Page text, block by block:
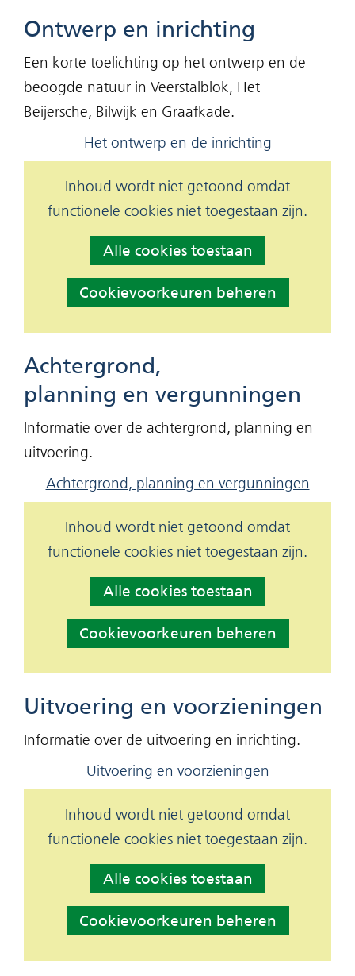
Ontwerp en inrichting
Een korte toelichting op het ontwerp en de
beoogde natuur in Veerstalblok, Het
Beijersche, Bilwijk en Graafkade.
Het ontwerp en de inrichting
Cookies
toestaan?
Inhoud wordt niet getoond omdat
functionele cookies niet toegestaan zijn.
kan
cookies
op
deze
website
worden
toegestaan
of
geweigerd.
Alle cookies toestaan
Cookievoorkeuren beheren
Achtergrond,
planning en vergunningen
Informatie over de achtergrond, planning en
uitvoering.
Achtergrond, planning en vergunningen
Cookies
toestaan?
Inhoud wordt niet getoond omdat
functionele cookies niet toegestaan zijn.
kan
cookies
op
deze
worden
toegestaan
geweigerd.
Alle cookies toestaan
Cookievoorkeuren beheren
Uitvoering en voorzieningen
Informatie over de uitvoering en inrichting.
Uitvoering en voorzieningen
Cookies
toestaan?
Inhoud wordt niet getoond omdat
functionele cookies niet toegestaan zijn.
kan
cookies
op
Alle cookies toestaan
Cookievoorkeuren beheren